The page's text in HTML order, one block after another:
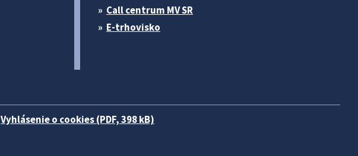
Call centrum MV SR
E-trhovisko
Vyhlásenie o cookies (PDF, 398 kB)